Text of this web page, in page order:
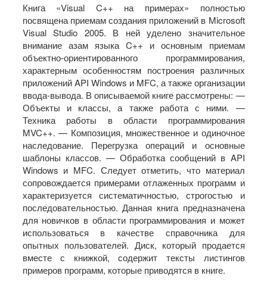
Книга «Visual C++ на примерах» полностью
посвящена приемам создания приложений в Microsoft
Visual Studio 2005. В ней уделено значительное
внимание азам языка C++ и основным приемам
объектно-ориентированного программирования,
характерным особенностям построения различных
приложений API Windows и MFC, а также организации
ввода-вывода. В описываемой книге рассмотрены: —
Объекты и классы, а также работа с ними. —
Техника работы в области программирования
MVC++. — Композиция, множественное и одиночное
наследование. Перегрузка операций и основные
шаблоны классов. — Обработка сообщений в API
Windows и MFC. Следует отметить, что материал
сопровождается примерами отлаженных программ и
характеризуется систематичностью, строгостью и
последовательностью. Данная книга предназначена
для новичков в области программирования и может
использоваться в качестве справочника для
опытных пользователей. Диск, который продается
вместе с книжкой, содержит тексты листингов
примеров программ, которые приводятся в книге.